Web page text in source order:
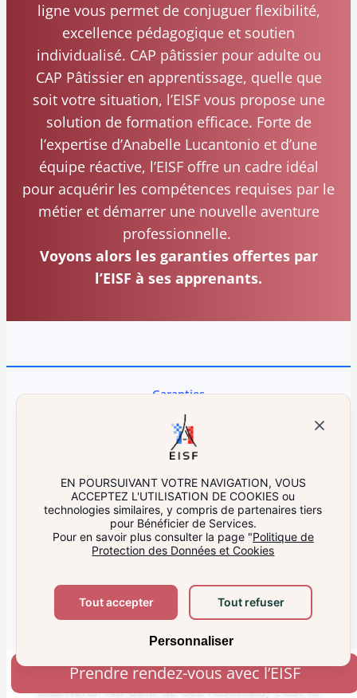
ligne vous permet de conjuguer flexibilité,
excellence pédagogique et soutien
individualisé. CAP pâtissier pour adulte ou
CAP Pâtissier en apprentissage, quelle que
soit votre situation, l’EISF vous propose une
solution de formation efficace. Forte de
l’expertise d’Anabelle Lucantonio et d’une
équipe réactive, l’EISF offre un cadre idéal
pour acquérir les compétences requises par le
métier et démarrer une nouvelle aventure
professionnelle.
Voyons alors les garanties offertes par
l’EISF à ses apprenants.
Garanties
Les garanties offertes
par l’EISF : une
formation au CAP
Pâtisserie fiable et
reconnue pour les
métiers de bouche
Depuis plus de huit ans, l’EISF accompagne
ses apprenants vers l’obtention de leur CAP et
témoigne d’un fort taux de réussite aux
examens. Au-delà de ses résultats, c’est la
Prendre rendez-vous avec l’EISF
EN POURSUIVANT VOTRE NAVIGATION, VOUS
ACCEPTEZ L'UTILISATION DE COOKIES ou
technologies similaires, y compris de partenaires tiers
pour Bénéficier de Services.
Pour en savoir plus consulter la page "Politique de
Protection des Données et Cookies
Tout accepter Tout refuser
Personnaliser